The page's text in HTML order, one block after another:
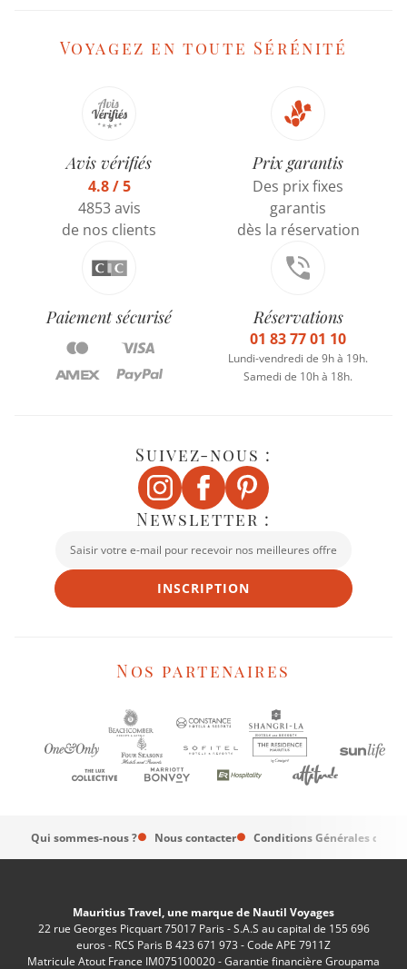
Voyagez en toute Sérénité
Avis vérifiés
4.8 / 5
4853 avis
de nos clients
Prix garantis
Des prix fixes
garantis
dès la réservation
Paiement sécurisé Réservations
01 83 77 01 10
Lundi-vendredi de 9h à 19h.
Samedi de 10h à 18h.
Suivez-nous :
Newsletter :
INSCRIPTION
Nos partenaires
Qui sommes-nous ? Nous contacter Conditions Générales de
Mauritius Travel, une marque de Nautil Voyages
22 rue Georges Picquart 75017 Paris - S.A.S au capital de 155 696
euros - RCS Paris B 423 671 973 - Code APE 7911Z
Matricule Atout France IM075100020 - Garantie financière Groupama